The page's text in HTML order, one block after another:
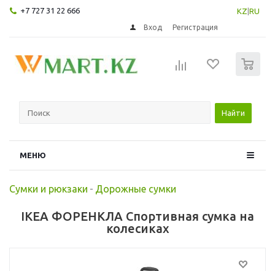
+7 727 31 22 666 KZ RU
Вход Регистрация
Найти
МЕНЮ
Сумки и рюкзаки - Дорожные сумки
IKEA ФОРЕНКЛА Спортивная сумка на
колесиках